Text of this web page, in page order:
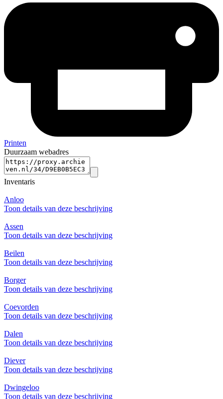
Printen
Duurzaam webadres
Inventaris
Anloo
Toon details van deze beschrijving
Assen
Toon details van deze beschrijving
Beilen
Toon details van deze beschrijving
Borger
Toon details van deze beschrijving
Coevorden
Toon details van deze beschrijving
Dalen
Toon details van deze beschrijving
Diever
Toon details van deze beschrijving
Dwingeloo
Toon details van deze beschrijving